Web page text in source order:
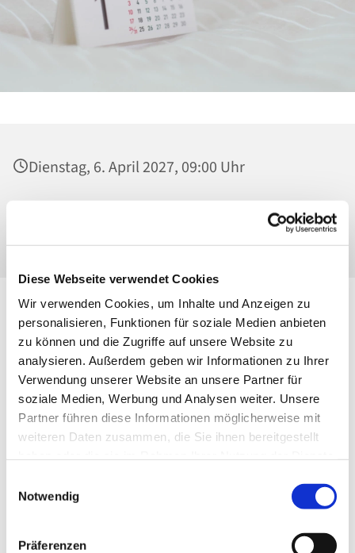
Diese Webseite verwendet Cookies
Wir verwenden Cookies, um Inhalte und Anzeigen zu
personalisieren, Funktionen für soziale Medien anbieten
zu können und die Zugriffe auf unsere Website zu
analysieren. Außerdem geben wir Informationen zu Ihrer
Verwendung unserer Website an unsere Partner für
soziale Medien, Werbung und Analysen weiter. Unsere
Partner führen diese Informationen möglicherweise mit
weiteren Daten zusammen, die Sie ihnen bereitgestellt
Notwendig
Präferenzen
Dienstag, 6. April 2027, 09:00 Uhr
St. Josef - Berlin-Weißensee, Pfarrkirche,